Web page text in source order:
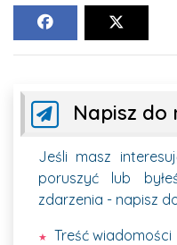
Napisz do
Jeśli masz
poruszyć lub
zdarzenia - napisz
Treść wiadomości